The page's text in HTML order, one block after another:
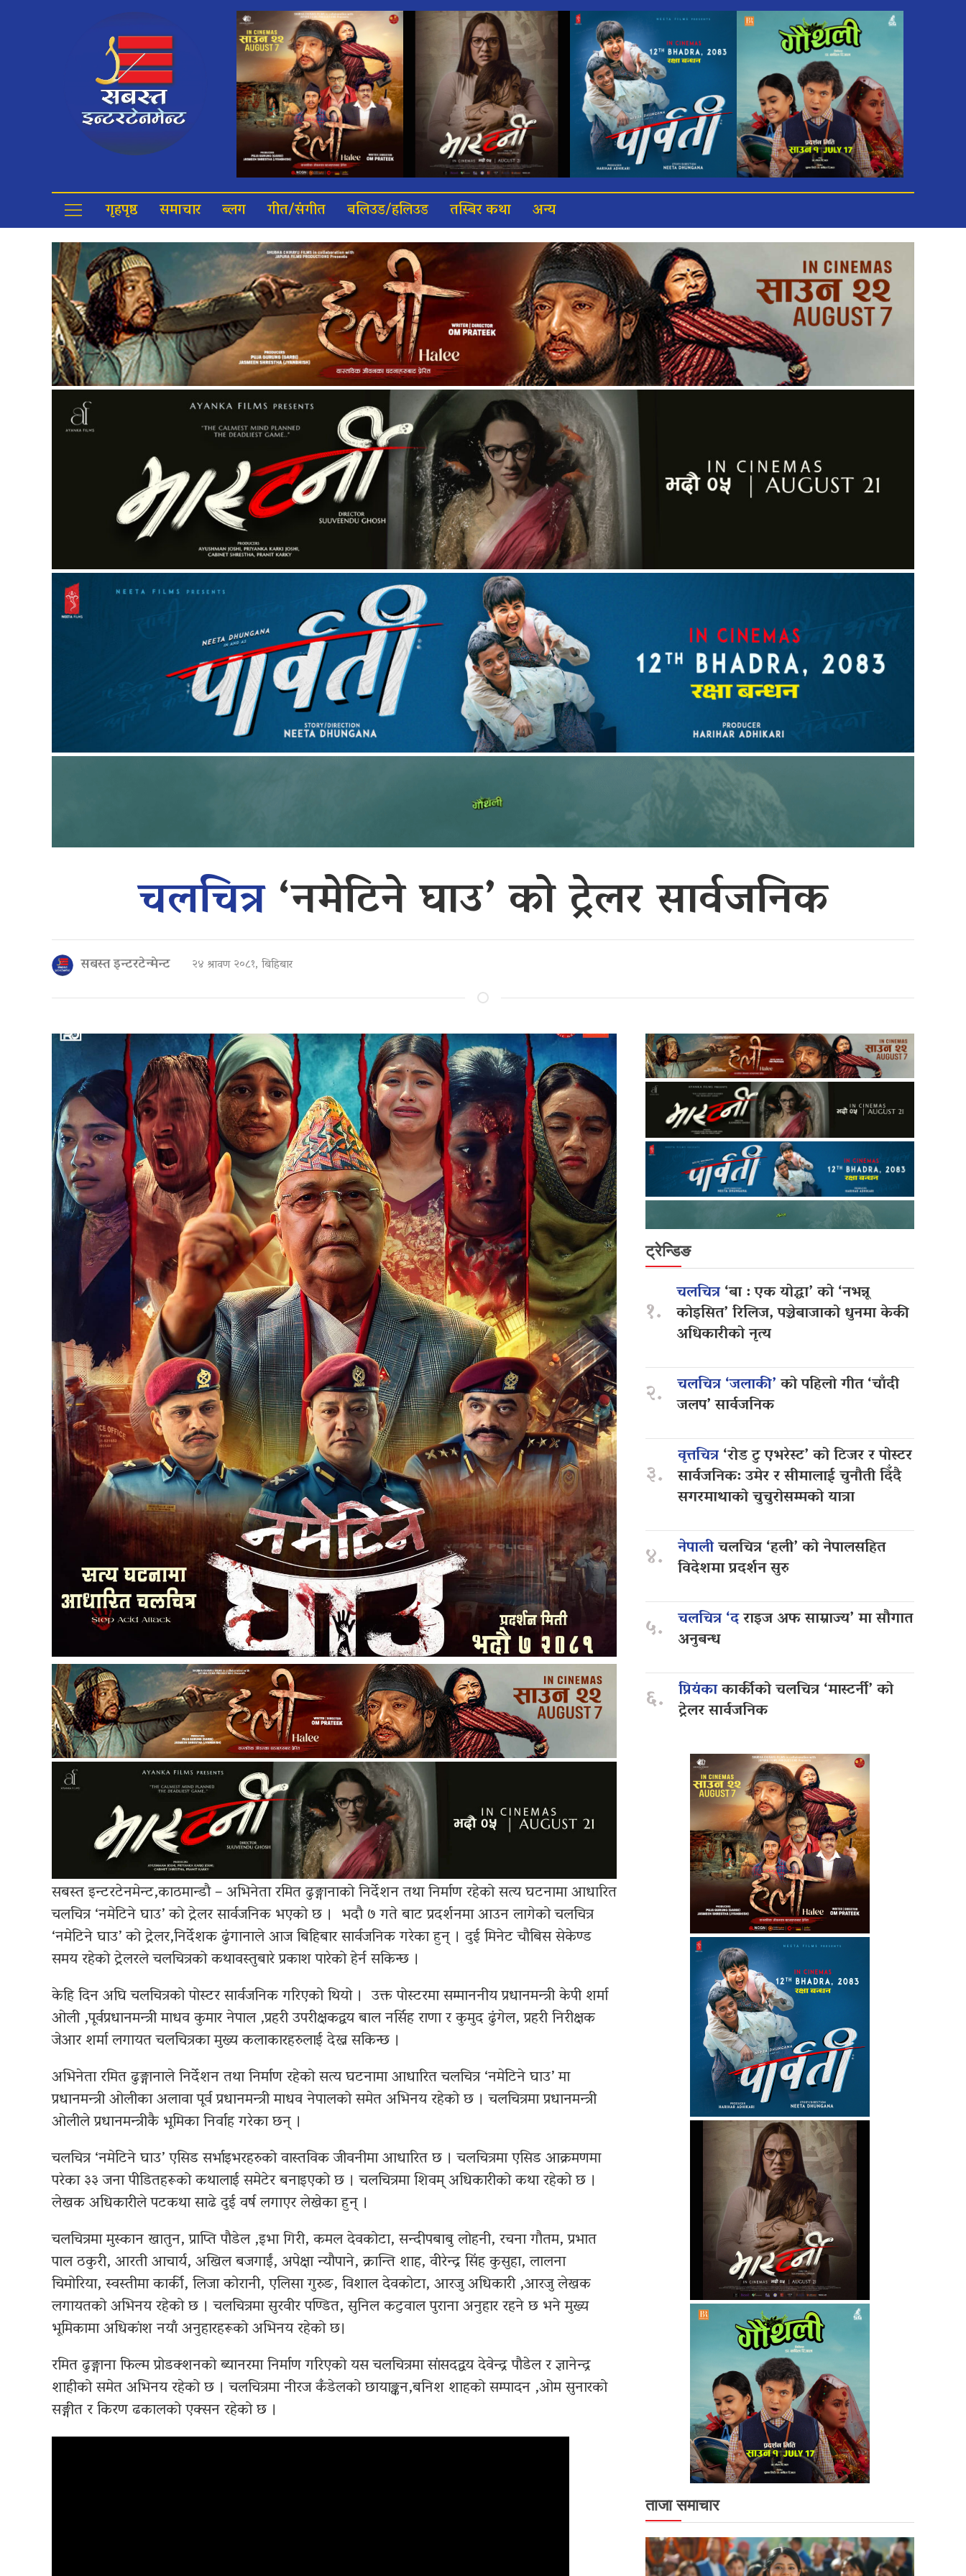
गृहपृष्ठ समाचार ब्लग गीत/संगीत बलिउड/हलिउड तस्बिर कथा अन्य
चलचित्र‘नमेटिने घाउ’ को ट्रेलर सार्वजनिक
सबस्त इन्टरटेन्मेन्ट २४ श्रावण २०८१, बिहिबार
सबस्त इन्टरटेनमेन्ट,काठमान्डौ – अभिनेता रमित ढुङ्गानाको निर्देशन तथा निर्माण रहेको सत्य घटनामा आधारित
चलचित्र ‘नमेटिने घाउ’ को ट्रेलर सार्वजनिक भएको छ । भदौ ७ गते बाट प्रदर्शनमा आउन लागेको चलचित्र
‘नमेटिने घाउ’ को ट्रेलर,निर्देशक ढुंगानाले आज बिहिबार सार्वजनिक गरेका हुन् । दुई मिनेट चौबिस सेकेण्ड
समय रहेको ट्रेलरले चलचित्रको कथावस्तुबारे प्रकाश पारेको हेर्न सकिन्छ ।
केहि दिन अघि चलचित्रको पोस्टर सार्वजनिक गरिएको थियो । उक्त पोस्टरमा सम्माननीय प्रधानमन्त्री केपी शर्मा
ओली ,पूर्वप्रधानमन्त्री माधव कुमार नेपाल ,प्रहरी उपरीक्षकद्वय बाल नर्सिह राणा र कुमुद ढुंगेल, प्रहरी निरीक्षक
जेआर शर्मा लगायत चलचित्रका मुख्य कलाकारहरुलाई देख्न सकिन्छ ।
अभिनेता रमित ढुङ्गानाले निर्देशन तथा निर्माण रहेको सत्य घटनामा आधारित चलचित्र ‘नमेटिने घाउ’ मा
प्रधानमन्त्री ओलीका अलावा पूर्व प्रधानमन्त्री माधव नेपालको समेत अभिनय रहेको छ । चलचित्रमा प्रधानमन्त्री
ओलीले प्रधानमन्त्रीकै भूमिका निर्वाह गरेका छन् ।
चलचित्र ‘नमेटिने घाउ’ एसिड सर्भाइभरहरुको वास्तविक जीवनीमा आधारित छ । चलचित्रमा एसिड आक्रमणमा
परेका ३३ जना पीडितहरूको कथालाई समेटेर बनाइएको छ । चलचित्रमा शिवम् अधिकारीको कथा रहेको छ ।
लेखक अधिकारीले पटकथा साढे दुई वर्ष लगाएर लेखेका हुन् ।
चलचित्रमा मुस्कान खातुन, प्राप्ति पौडेल ,इभा गिरी, कमल देवकोटा, सन्दीपबाबु लोहनी, रचना गौतम, प्रभात
पाल ठकुरी, आरती आचार्य, अखिल बजगाईं, अपेक्षा न्यौपाने, क्रान्ति शाह, वीरेन्द्र सिंह कुसुहा, लालना
चिमोरिया, स्वस्तीमा कार्की, लिजा कोरानी, एलिसा गुरुङ, विशाल देवकोटा, आरजु अधिकारी ,आरजु लेखक
लगायतको अभिनय रहेको छ । चलचित्रमा सुरवीर पण्डित, सुनिल कटुवाल पुराना अनुहार रहने छ भने मुख्य
भूमिकामा अधिकांश नयाँ अनुहारहरूको अभिनय रहेको छ।
रमित ढुङ्गाना फिल्म प्रोडक्शनको ब्यानरमा निर्माण गरिएको यस चलचित्रमा सांसदद्वय देवेन्द्र पौडेल र ज्ञानेन्द्र
शाहीको समेत अभिनय रहेको छ । चलचित्रमा नीरज कँडेलको छायाङ्कन,बनिश शाहको सम्पादन ,ओम सुनारको
सङ्गीत र किरण ढकालको एक्सन रहेको छ ।
ट्रेन्डिङ
१.
चलचित्र‘बा : एक योद्धा’ को ‘नभन्नू
कोइसित’ रिलिज, पञ्चेबाजाको धुनमा केकी
अधिकारीको नृत्य
२. चलचित्र ‘जलाकी’को पहिलो गीत ‘चाँदी
जलप’ सार्वजनिक
३.
वृत्तचित्र‘रोड टु एभरेस्ट’ को टिजर र पोस्टर
सार्वजनिक: उमेर र सीमालाई चुनौती दिँदै
सगरमाथाको चुचुरोसम्मको यात्रा
४. नेपालीचलचित्र ‘हली’ को नेपालसहित
विदेशमा प्रदर्शन सुरु
५. चलचित्र ‘दराइज अफ साम्राज्य’ मा सौगात
अनुबन्ध
६. प्रियंकाकार्कीको चलचित्र ‘मास्टर्नी’ को
ट्रेलर सार्वजनिक
ताजा समाचार